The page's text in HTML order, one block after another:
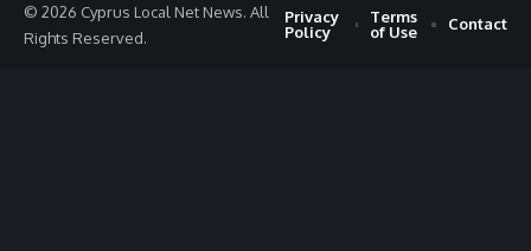
© 2026 Cyprus Local Net News. All
Rights Reserved.
Privacy
Policy
Terms
of Use
Contact